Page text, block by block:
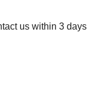
us within 3 days